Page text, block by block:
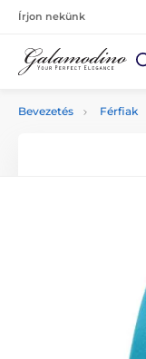
Írjon nekünk
Bevezetés Férfiak